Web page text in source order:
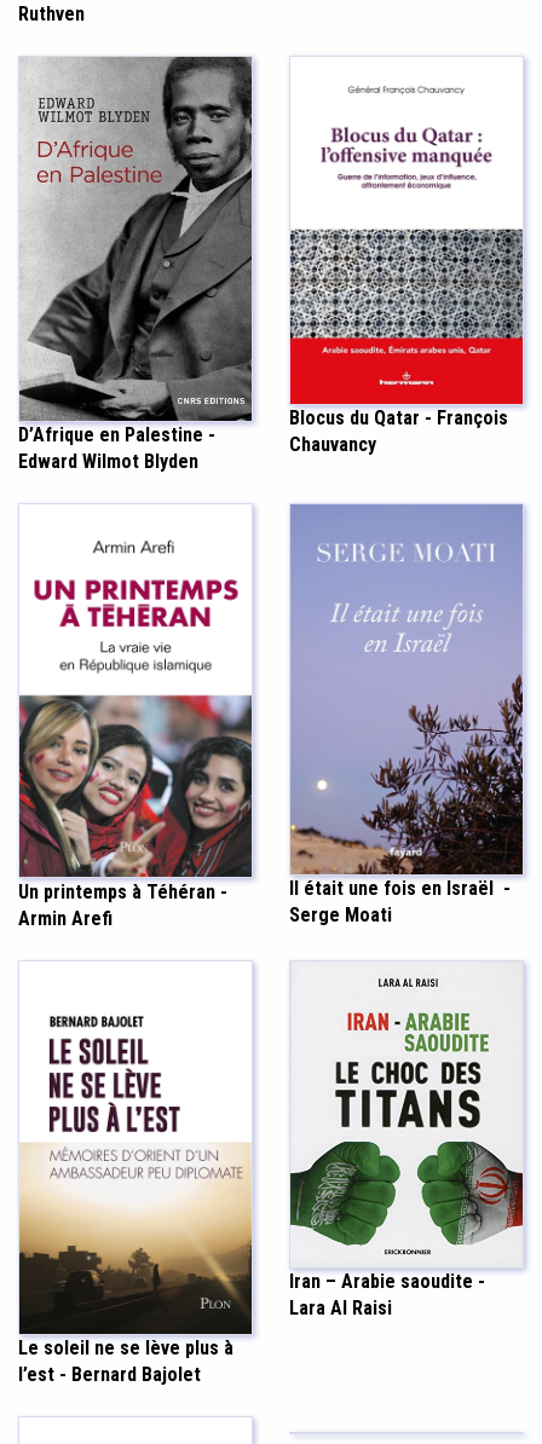
Ruthven
D’Afrique en Palestine -
Edward Wilmot Blyden
Blocus du Qatar - François
Chauvancy
Un printemps à Téhéran -
Armin Arefi
Il était une fois en Israël -
Serge Moati
Le soleil ne se lève plus à
l’est - Bernard Bajolet
Iran – Arabie saoudite -
Lara Al Raisi